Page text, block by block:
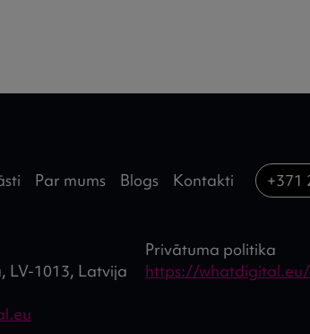
Par mums Blogs Kontakti +371
LV-1013, Latvija
Privātuma politika
https://